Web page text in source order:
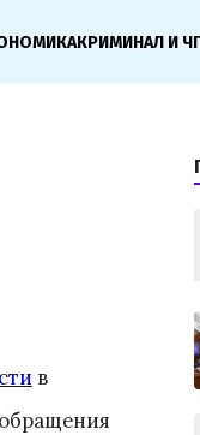
КРИМИНАЛ И
в